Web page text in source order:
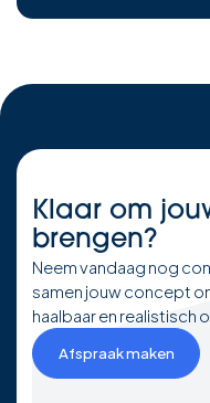
Klaar om
brengen?
Neem vandaag nog
samen jouw concept
haalbaar en realistisch
Afspraak maken